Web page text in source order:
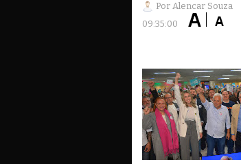
Por Alencar Souza
09:35:00